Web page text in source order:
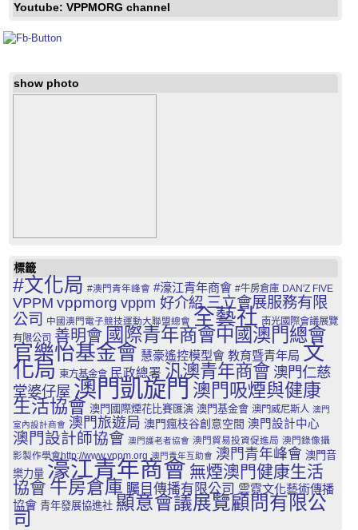
Youtube: VPPMORG channel
show photo
標籤
#文化局 #澳門青年峰會 #濠江青年商會 #牛房倉庫 DAN'Z FIVE
VPPM vppmorg vppm 好介紹 三立會展服務有限
公司
中國澳門電子競技運動大聯盟總會 全藝社 南光國際會議展覽
有限公司 善明會 國際青年商會中國澳門總會
官樂怡基金會 慧豪遙控模型會 教育暨青年局 文
化局 東方基金會 民政總署 汎澳青年商會 澳門仁慈
堂婆仔屋 澳門凱旋門 澳門吸煙與健康
生活協會 澳門國際煙花比賽匯演 澳門基金會 澳門威尼斯人 澳門
室內設計商會 澳門旅遊局 澳門瘋枝谷創意空間 澳門設計中心
澳門設計師協會 澳門護老者協會 澳門貿易投資促進局 澳門錄像攝
影製作學會http://www.vppm.org 澳門青年互助會 澳門青年峰會 澳門音
樂力量 濠江青年商會 無煙澳門健康生活
協會 牛房倉庫 矚目傳播有限公司 雲霓文化藝術傳播
協會 青年發展協進社 顯意會議展覽顧問有限公
司